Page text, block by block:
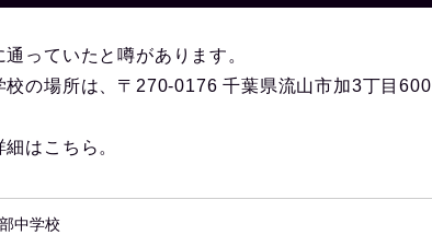
通っていたと噂があります。
の場所は、〒270-0176 千葉県流山市加3丁目600
はこちら。
中学校